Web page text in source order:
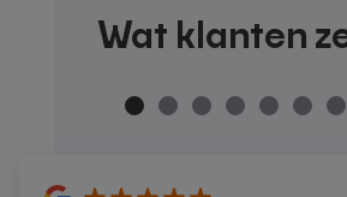
Wat klanten